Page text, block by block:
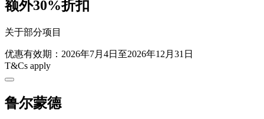
额外30%折扣
关于部分项目
优惠有效期：2026年7月4日至2026年12月31日
T&Cs apply
鲁尔蒙德